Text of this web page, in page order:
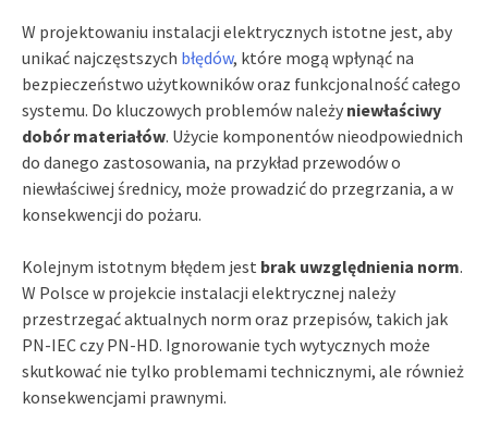
W projektowaniu instalacji elektrycznych istotne jest, aby
unikać najczęstszych błędów, które mogą wpłynąć na
bezpieczeństwo użytkowników oraz funkcjonalność całego
systemu. Do kluczowych problemów należy niewłaściwy
dobór materiałów. Użycie komponentów nieodpowiednich
do danego zastosowania, na przykład przewodów o
niewłaściwej średnicy, może prowadzić do przegrzania, a w
konsekwencji do pożaru.
Kolejnym istotnym błędem jest brak uwzględnienia norm.
W Polsce w projekcie instalacji elektrycznej należy
przestrzegać aktualnych norm oraz przepisów, takich jak
PN-IEC czy PN-HD. Ignorowanie tych wytycznych może
skutkować nie tylko problemami technicznymi, ale również
konsekwencjami prawnymi.